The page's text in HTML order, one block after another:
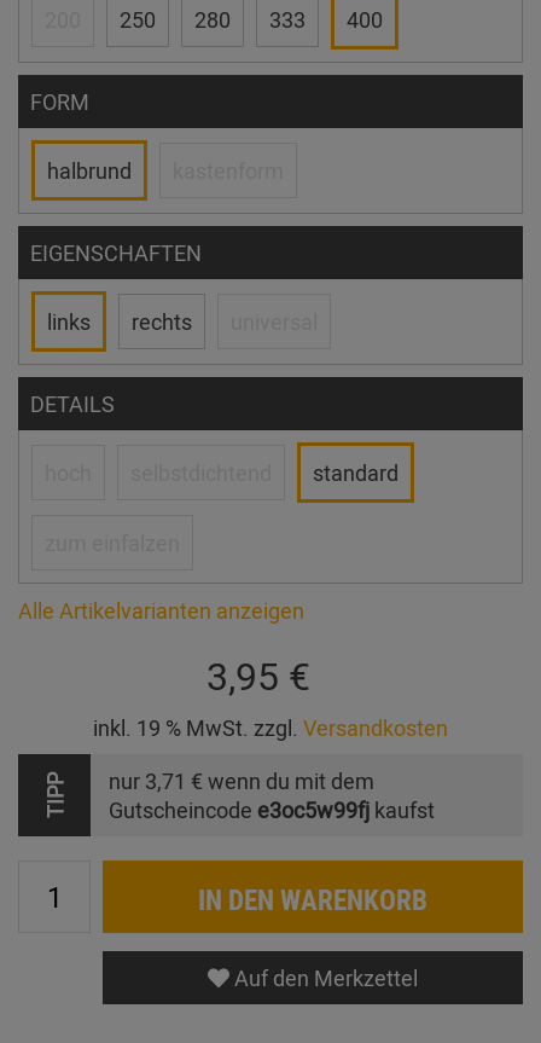
250 280 333 400
FORM
halbrund
EIGENSCHAFTEN
links rechts
DETAILS
standard
Alle Artikelvarianten anzeigen
3,95 €
inkl. 19 % MwSt. zzgl. Versandkosten
TIPP nur 3,71 € wenn du mit dem
Gutscheincode e3oc5w99fj kaufst
IN DEN WARENKORB
Auf den Merkzettel